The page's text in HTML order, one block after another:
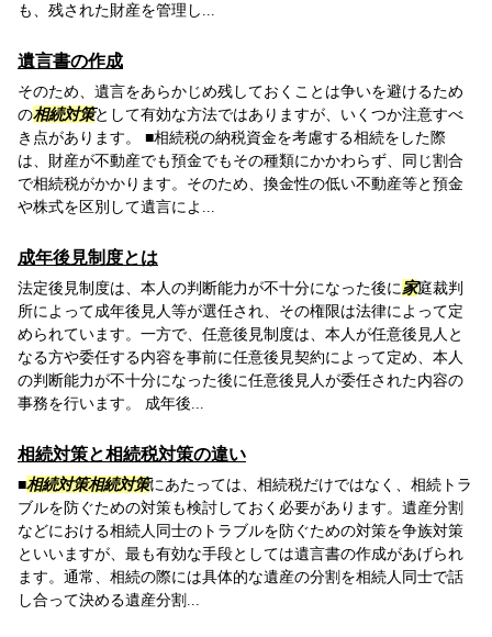
も、残された財産を管理し...
遺言書の作成
そのため、遺言をあらかじめ残しておくことは争いを避けるため
の相続対策として有効な方法ではありますが、いくつか注意すべ
き点があります。 ■相続税の納税資金を考慮する相続をした際
は、財産が不動産でも預金でもその種類にかかわらず、同じ割合
で相続税がかかります。そのため、換金性の低い不動産等と預金
や株式を区別して遺言によ...
成年後見制度とは
法定後見制度は、本人の判断能力が不十分になった後に家庭裁判
所によって成年後見人等が選任され、その権限は法律によって定
められています。一方で、任意後見制度は、本人が任意後見人と
なる方や委任する内容を事前に任意後見契約によって定め、本人
の判断能力が不十分になった後に任意後見人が委任された内容の
事務を行います。 成年後...
相続対策と相続税対策の違い
■相続対策相続対策にあたっては、相続税だけではなく、相続トラ
ブルを防ぐための対策も検討しておく必要があります。遺産分割
などにおける相続人同士のトラブルを防ぐための対策を争族対策
といいますが、最も有効な手段としては遺言書の作成があげられ
ます。通常、相続の際には具体的な遺産の分割を相続人同士で話
し合って決める遺産分割...